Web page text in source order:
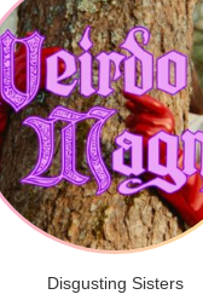
Disgusting Sisters